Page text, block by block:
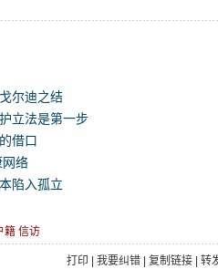
尔迪之结
立法是第一步
借口
网络
陷入孤立
籍 信访
打印 我要纠错 复制链接 转